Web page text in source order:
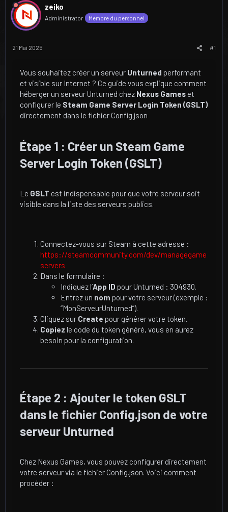
u
s
u
e
é
b
zeiko
Administrator Membre du personnel
21 Mai 2025 #1
Vous souhaitez créer un serveur Unturned performant
et visible sur Internet ? Ce guide vous explique comment
héberger un serveur Unturned chez Nexus Gameset
configurer le Steam Game Server Login Token (GSLT)
directement dans le fichier Config.json
Étape 1 : Créer un Steam Game
Server Login Token (GSLT)​
Le GSLT est indispensable pour que votre serveur soit
visible dans la liste des serveurs publics.
Connectez-vous sur Steam à cette adresse :
https://steamcommunity.com/dev/managegame
servers
Dans le formulaire :
Indiquez l’App ID pour Unturned : 304930.
Entrez un nom pour votre serveur (exemple :
“MonServeurUnturned”).
Cliquez sur Create pour générer votre token.
Copiez le code du token généré, vous en aurez
besoin pour la configuration.
Étape 2 : Ajouter le token GSLT
dans le fichier Config.json de votre
serveur Unturned​
Chez Nexus Games, vous pouvez configurer directement
votre serveur via le fichier Config.json. Voici comment
procéder :